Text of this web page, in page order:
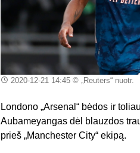
2020-12-21 14:45© „Reuters“ nuotr.
Londono „Arsenal “ bėdos ir
Aubameyangas dėl blauzdos
prieš „Manchester City“ ekipą.